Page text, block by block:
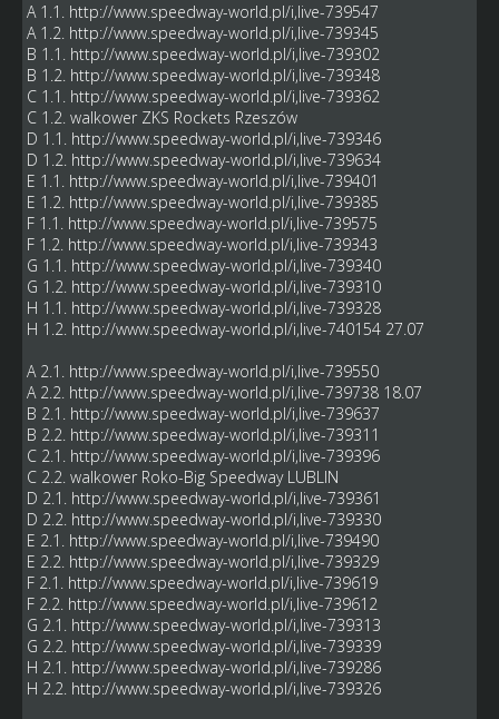
A 1.1. http://www.speedway-world.pl/i,live-739547
A 1.2. http://www.speedway-world.pl/i,live-739345
B 1.1. http://www.speedway-world.pl/i,live-739302
B 1.2. http://www.speedway-world.pl/i,live-739348
C 1.1. http://www.speedway-world.pl/i,live-739362
C 1.2. walkower ZKS Rockets Rzeszów
D 1.1. http://www.speedway-world.pl/i,live-739346
D 1.2. http://www.speedway-world.pl/i,live-739634
E 1.1. http://www.speedway-world.pl/i,live-739401
E 1.2. http://www.speedway-world.pl/i,live-739385
F 1.1. http://www.speedway-world.pl/i,live-739575
F 1.2. http://www.speedway-world.pl/i,live-739343
G 1.1. http://www.speedway-world.pl/i,live-739340
G 1.2. http://www.speedway-world.pl/i,live-739310
H 1.1. http://www.speedway-world.pl/i,live-739328
H 1.2. http://www.speedway-world.pl/i,live-74015427.07
A 2.1. http://www.speedway-world.pl/i,live-739550
A 2.2. http://www.speedway-world.pl/i,live-73973818.07
B 2.1. http://www.speedway-world.pl/i,live-739637
B 2.2. http://www.speedway-world.pl/i,live-739311
C 2.1. http://www.speedway-world.pl/i,live-739396
C 2.2. walkower Roko-Big Speedway LUBLIN
D 2.1. http://www.speedway-world.pl/i,live-739361
D 2.2. http://www.speedway-world.pl/i,live-739330
E 2.1. http://www.speedway-world.pl/i,live-739490
E 2.2. http://www.speedway-world.pl/i,live-739329
F 2.1. http://www.speedway-world.pl/i,live-739619
F 2.2. http://www.speedway-world.pl/i,live-739612
G 2.1. http://www.speedway-world.pl/i,live-739313
G 2.2. http://www.speedway-world.pl/i,live-739339
H 2.1. http://www.speedway-world.pl/i,live-739286
H 2.2. http://www.speedway-world.pl/i,live-739326